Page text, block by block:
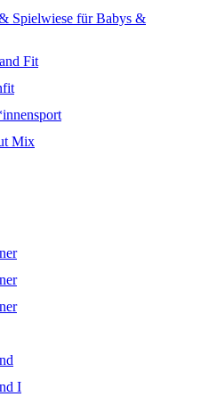
Spielwiese für Babys &
Fit
Mix
I